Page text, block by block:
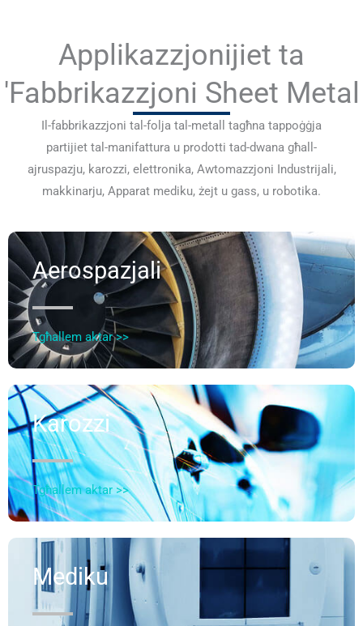
Applikazzjonijiet ta
'Fabbrikazzjoni Sheet Metal
Il-fabbrikazzjoni tal-folja tal-metall tagħna tappoġġja
partijiet tal-manifattura u prodotti tad-dwana għall-
ajruspazju, karozzi, elettronika, Awtomazzjoni Industrijali,
makkinarju, Apparat mediku, żejt u gass, u robotika.
Aerospazjali
Tgħallem aktar >>
Karozzi
Tgħallem aktar >>
Mediku